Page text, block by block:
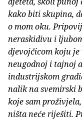
kako biti skupina,
o mom oku.
neraskidivu i
djevojčicom koju
neugodnoj i tajnoj
industrijskom
nalik na svemirski
koje sam
ništa neće riješiti.